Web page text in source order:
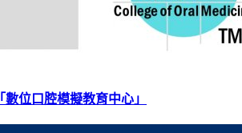
位口腔模擬教育中心」